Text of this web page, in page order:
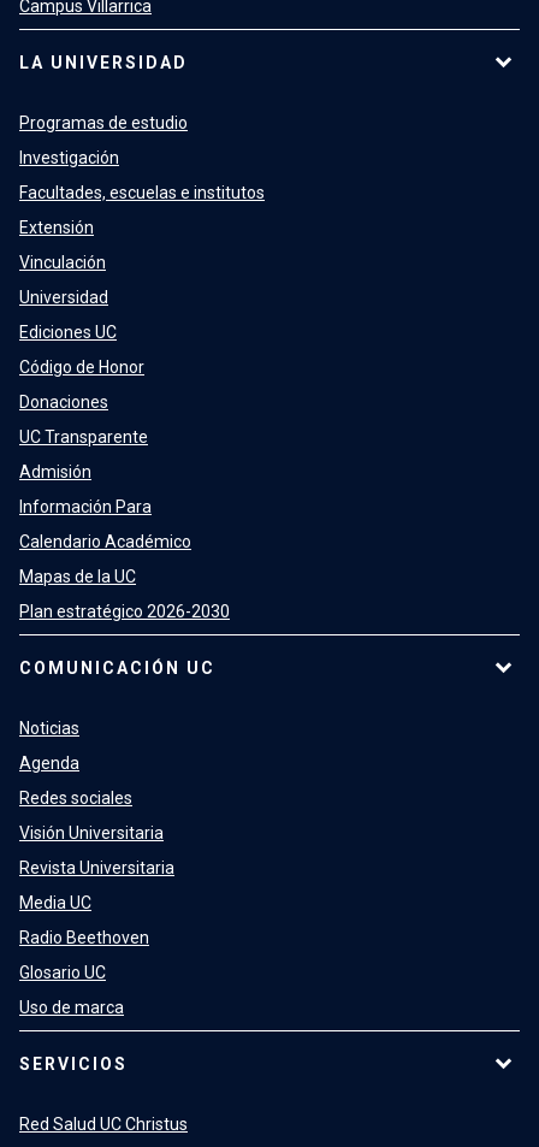
Campus Villarrica
LA UNIVERSIDAD
Programas de estudio
Investigación
Facultades, escuelas e institutos
Extensión
Vinculación
Universidad
Ediciones UC
Código de Honor
Donaciones
UC Transparente
Admisión
Información Para
Calendario Académico
Mapas de la UC
Plan estratégico 2026-2030
COMUNICACIÓN UC
Noticias
Agenda
Redes sociales
Visión Universitaria
Revista Universitaria
Media UC
Radio Beethoven
Glosario UC
Uso de marca
SERVICIOS
Red Salud UC Christus